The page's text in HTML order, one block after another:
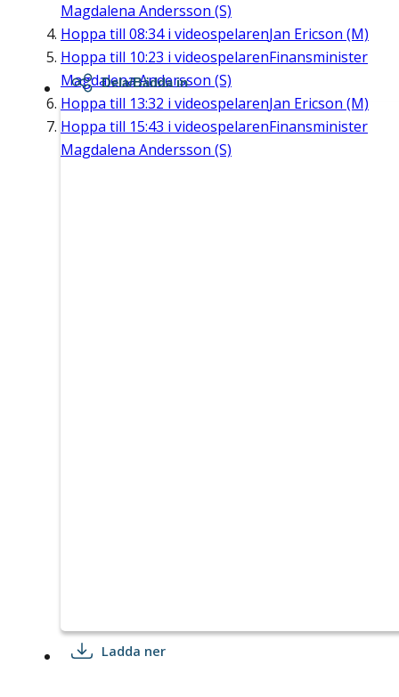
Magdalena Andersson (S)
Hoppa till 08:34i videospelarenJan Ericson (M)
Hoppa till 10:23 i videospelarenFinansminister
Magdalena Andersson (S)
Hoppa till 13:32 i videospelarenJan Ericson (M)
Hoppa till 15:43 i videospelarenFinansminister
Magdalena Andersson (S)
Dela/Bädda in
Ladda ner